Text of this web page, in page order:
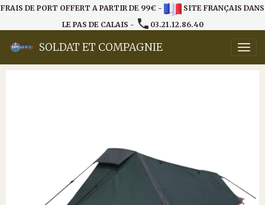
FRAIS DE PORT OFFERT A PARTIR DE 99€ -
SITE FRANÇAIS DANS
LE PAS DE CALAIS -
03.21.12.86.40
SOLDAT ET COMPAGNIE